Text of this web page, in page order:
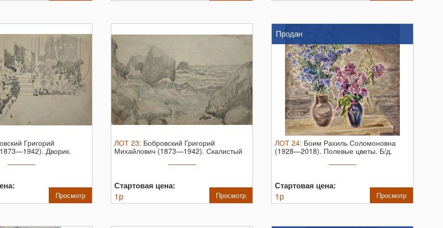
Григорий
Дворик.
Просмотр
ЛОТ 23: Бобровский Григорий
Михайлович (1873—1942). Скалистый
Стартовая цена:
1р Просмотр
Продан
ЛОТ 24: Боим Рахиль Соломоновна
(1928—2018). Полевые цветы. Б/д.
Стартовая цена:
1р Просмотр